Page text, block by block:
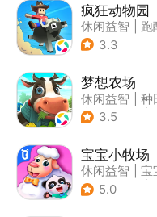
疯狂动物园
休闲益智 跑
| 像素风
3.3
梦想农场
休闲益智
种
| 田园生活
3.5
宝宝小牧场
休闲益智
宝
| 学习教育
5.0